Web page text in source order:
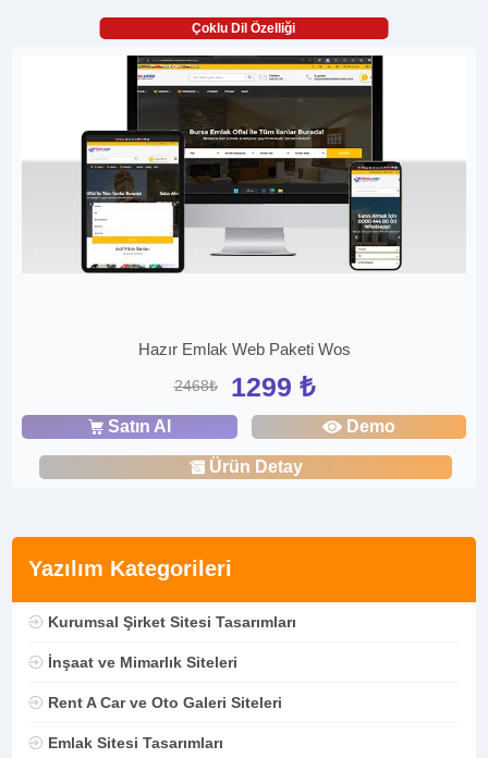
Yazılım Kategorileri
Kurumsal Şirket Sitesi Tasarımları
İnşaat ve Mimarlık Siteleri
Rent A Car ve Oto Galeri Siteleri
Emlak Sitesi Tasarımları
Çoklu Dil Özelliği
Hazır Emlak Web Paketi Wos
2468₺ 1299 ₺
Satın Al Demo
Ürün Detay